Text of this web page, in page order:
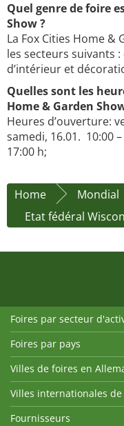
Quel genre de foire
Show ?
La Fox Cities Home
les secteurs suivants
d’intérieur et
Quelles sont les
Home & Garden
Heures d’ouverture:
samedi, 16.01. 10:00
17:00 h;
Home Mondial
Etat fédéral
Foires par secteur
Foires par pays
Villes de foires en
Villes internationales
Fournisseurs